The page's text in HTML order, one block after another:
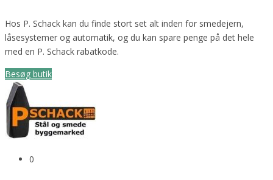
Hos P. Schack kan du finde stort set alt inden for smedejern,
låsesystemer og automatik, og du kan spare penge på det hele
med en P. Schack rabatkode.
Besøg butik
0